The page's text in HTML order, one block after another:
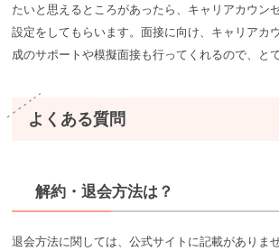
たいと思えるところがあったら、キャリアカウン
設定をしてもらいます。面接に向け、キャリアカ
成のサポートや模擬面接も行ってくれるので、と
よくある質問
解約・退会方法は？
退会方法に関しては、公式サイトに記載がありま